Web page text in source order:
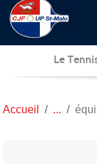
Le
Accueil